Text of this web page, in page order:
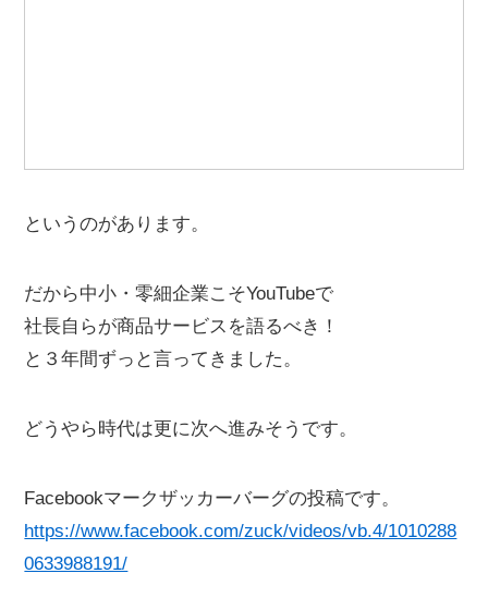
というのがあります。
だから中小・零細企業こそYouTubeで
社長自らが商品サービスを語るべき！
と３年間ずっと言ってきました。
どうやら時代は更に次へ進みそうです。
Facebookマークザッカーバーグの投稿です。
https://www.facebook.com/zuck/videos/vb.4/1010288
0633988191/